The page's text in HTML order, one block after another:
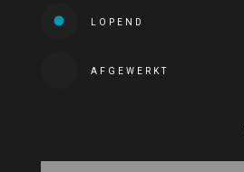
LOPEND
AFGEWERKT